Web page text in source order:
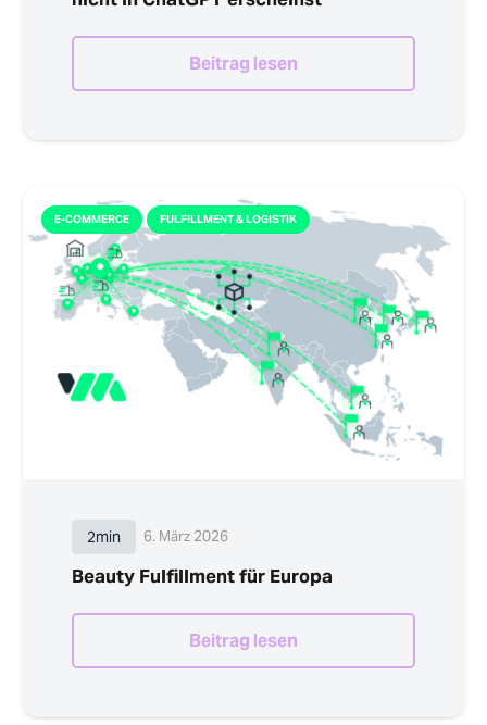
Beitrag lesen
E-COMMERCE FULFILLMENT & LOGISTIK
2min 6. März 2026
Beauty Fulfillment für Europa
Beitrag lesen